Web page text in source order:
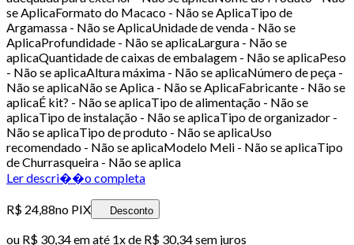
se AplicaFormato do Macaco - Não se AplicaTipo de
Argamassa - Não se AplicaUnidade de venda - Não se
AplicaProfundidade - Não se aplicaLargura - Não se
aplicaQuantidade de caixas de embalagem - Não se aplicaPeso
- Não se aplicaAltura máxima - Não se aplicaNúmero de peça -
Não se aplicaNão se Aplica - Não se AplicaFabricante - Não se
aplicaÉ kit? - Não se aplicaTipo de alimentação - Não se
aplicaTipo de instalação - Não se aplicaTipo de organizador -
Não se aplicaTipo de produto - Não se aplicaUso
recomendado - Não se aplicaModelo Meli - Não se aplicaTipo
de Churrasqueira - Não se aplica
Ler descri��o completa
R$ 24,88no PIX Desconto
ou R$ 30,34em até 1x de R$ 30,34sem juros